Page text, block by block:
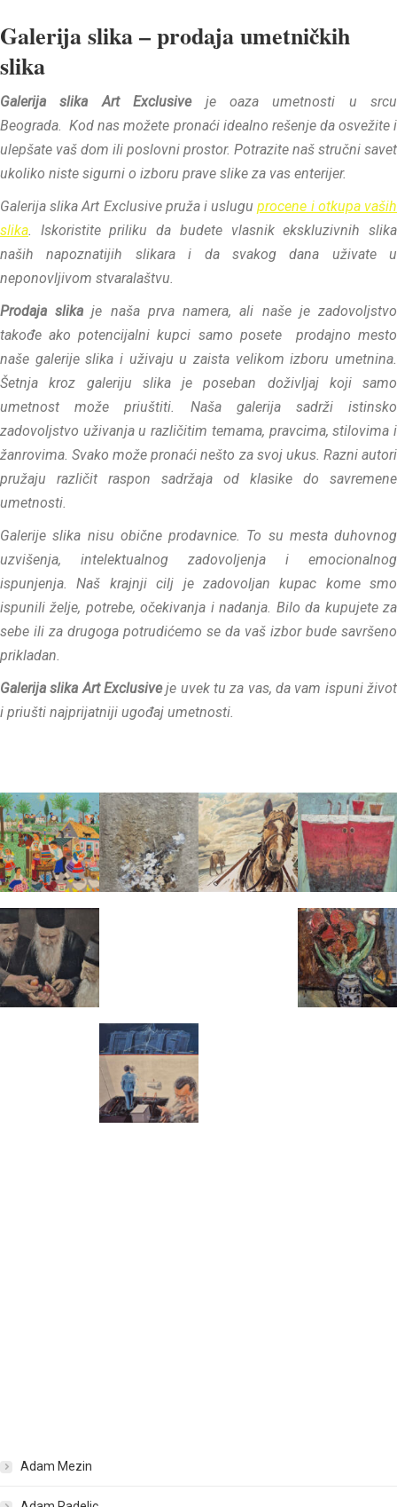
Galerija slika – prodaja umetničkih
slika
Galerija slika Art Exclusiveje oaza umetnosti u srcu
Beograda. Kod nas možete pronaći idealno rešenje da osvežite i
ulepšate vaš dom ili poslovni prostor. Potrazite naš stručni savet
ukoliko niste sigurni o izboru prave slike za vas enterijer.
Galerija slika Art Exclusive pruža i usluguprocene i otkupa vaših
slika. Iskoristite priliku da budete vlasnik ekskluzivnih slika
naših napoznatijih slikara i da svakog dana uživate u
neponovljivom stvaralaštvu.
Prodaja slika je naša prva namera, ali naše je zadovoljstvo
takođe ako potencijalni kupci samo posete prodajno mesto
naše galerije slika i uživaju u zaista velikom izboru umetnina.
Šetnja kroz galeriju slika je poseban doživljaj koji samo
umetnost može priuštiti. Naša galerija sadrži istinsko
zadovoljstvo uživanja u različitim temama, pravcima, stilovima i
žanrovima. Svako može pronaći nešto za svoj ukus. Razni autori
pružaju različit raspon sadržaja od klasike do savremene
umetnosti.
Galerije slika nisu obične prodavnice. To su mesta duhovnog
uzvišenja, intelektualnog zadovoljenja i emocionalnog
ispunjenja. Naš krajnji cilj je zadovoljan kupac kome smo
ispunili želje, potrebe, očekivanja i nadanja. Bilo da kupujete za
sebe ili za drugoga potrudićemo se da vaš izbor bude savršeno
prikladan.
Galerija slika Art Exclusiveje uvek tu za vas, da vam ispuni život
i priušti najprijatniji ugođaj umetnosti.
Adam Mezin